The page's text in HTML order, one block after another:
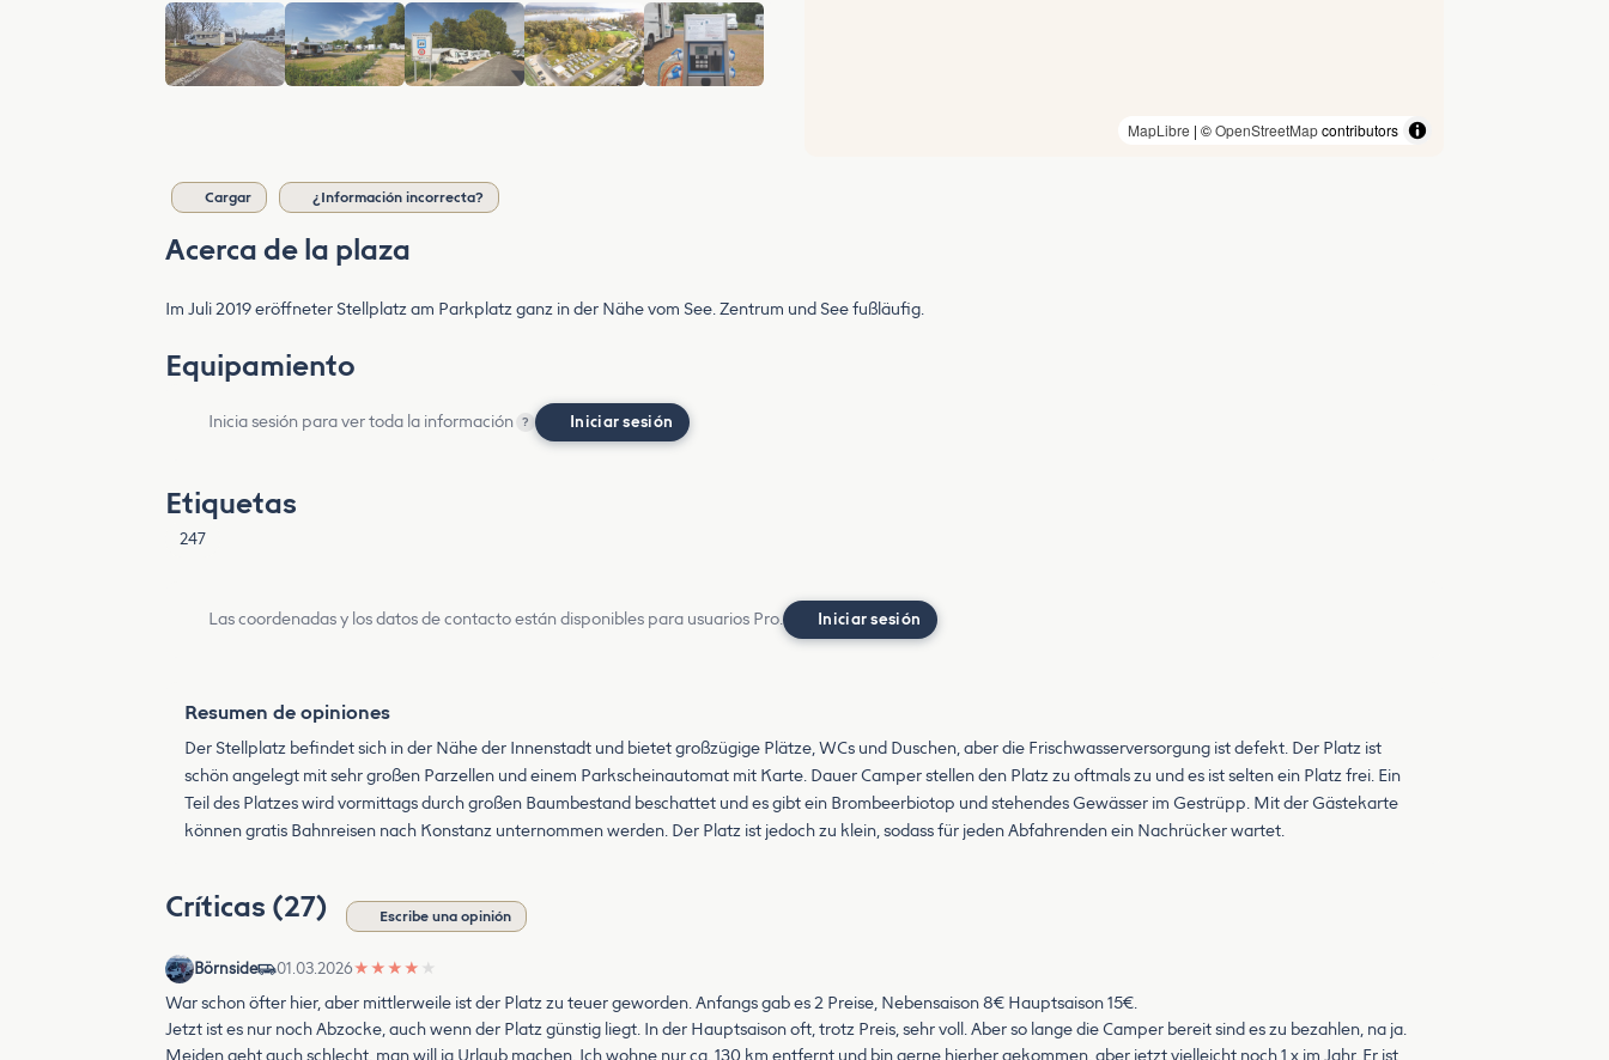
MapLibre | ©OpenStreetMapcontributors
Cargar ¿Información incorrecta?
Acerca de la plaza
Im Juli 2019 eröffneter Stellplatz am Parkplatz ganz in der Nähe vom See. Zentrum und See fußläufig.
Equipamiento
Inicia sesión para ver toda la información ? Iniciar sesión
Etiquetas
247
Las coordenadas y los datos de contacto están disponibles para usuarios Pro. Iniciar sesión
Resumen de opiniones
Der Stellplatz befindet sich in der Nähe der Innenstadt und bietet großzügige Plätze, WCs und Duschen, aber die Frischwasserversorgung ist defekt. Der Platz ist
schön angelegt mit sehr großen Parzellen und einem Parkscheinautomat mit Karte. Dauer Camper stellen den Platz zu oftmals zu und es ist selten ein Platz frei. Ein
Teil des Platzes wird vormittags durch großen Baumbestand beschattet und es gibt ein Brombeerbiotop und stehendes Gewässer im Gestrüpp. Mit der Gästekarte
können gratis Bahnreisen nach Konstanz unternommen werden. Der Platz ist jedoch zu klein, sodass für jeden Abfahrenden ein Nachrücker wartet.
Críticas (27) Escribe una opinión
Börnside 01.03.2026★ ★ ★ ★ ★
War schon öfter hier, aber mittlerweile ist der Platz zu teuer geworden. Anfangs gab es 2 Preise, Nebensaison 8€ Hauptsaison 15€.
Jetzt ist es nur noch Abzocke, auch wenn der Platz günstig liegt. In der Hauptsaison oft, trotz Preis, sehr voll. Aber so lange die Camper bereit sind es zu bezahlen, na ja.
Meiden geht auch schlecht, man will ja Urlaub machen. Ich wohne nur ca. 130 km entfernt und bin gerne hierher gekommen, aber jetzt vielleicht noch 1 x im Jahr. Er ist